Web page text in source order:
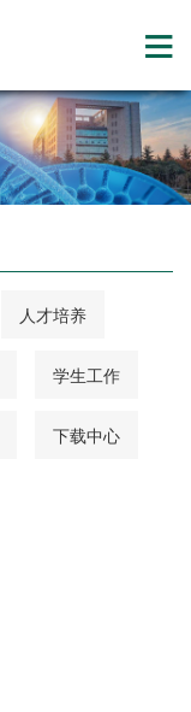
人才培养
学生工作
下载中心